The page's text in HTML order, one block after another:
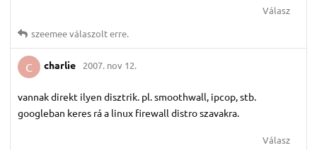
Válasz
szeemeeválaszolt erre.
C charlie 2007. nov 12.
vannak direkt ilyen disztrik. pl. smoothwall, ipcop, stb.
googleban keres rá a linux firewall distro szavakra.
Válasz